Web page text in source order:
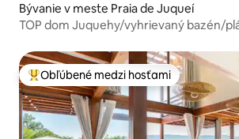
Bývanie v meste Praia de Juqueí
TOP dom Juquehy/vyhrievaný bazén/
Najobľúbenejšie medzi hosťami
Obľúbené medzi hosťami